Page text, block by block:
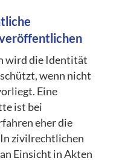
wird die Identität
wenn nicht
Eine
ist bei
eher die
zivilrechtlichen
Einsicht in Akten